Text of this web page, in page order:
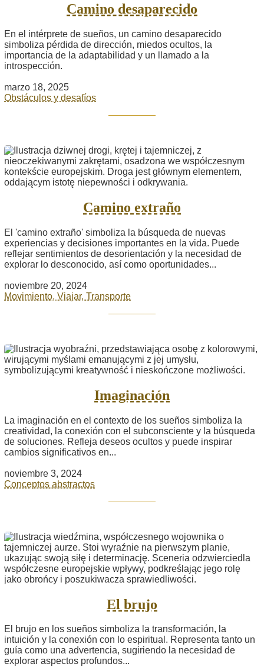
Camino desaparecido
En el intérprete de sueños, un camino desaparecido
simboliza pérdida de dirección, miedos ocultos, la
importancia de la adaptabilidad y un llamado a la
introspección.
marzo 18, 2025
Obstáculos y desafíos
Camino extraño
El 'camino extraño' simboliza la búsqueda de nuevas
experiencias y decisiones importantes en la vida. Puede
reflejar sentimientos de desorientación y la necesidad de
explorar lo desconocido, así como oportunidades...
noviembre 20, 2024
Movimiento, Viajar, Transporte
Imaginación
La imaginación en el contexto de los sueños simboliza la
creatividad, la conexión con el subconsciente y la búsqueda
de soluciones. Refleja deseos ocultos y puede inspirar
cambios significativos en...
noviembre 3, 2024
Conceptos abstractos
El brujo
El brujo en los sueños simboliza la transformación, la
intuición y la conexión con lo espiritual. Representa tanto un
guía como una advertencia, sugiriendo la necesidad de
explorar aspectos profundos...